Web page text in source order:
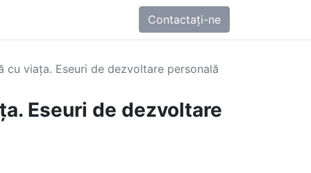
Contactați-ne
cu viața. Eseuri de dezvoltare personală
Eseuri de dezvoltare